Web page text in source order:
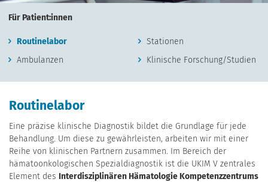
Für Patient:innen
Routinelabor
Ambulanzen
Stationen
Klinische Forschung/Studien
Routinelabor
Eine präzise klinische Diagnostik bildet die Grundlage für jede
Behandlung. Um diese zu gewährleisten, arbeiten wir mit einer
Reihe von klinischen Partnern zusammen. Im Bereich der
hämatoonkologischen Spezialdiagnostik ist die UKIM V zentrales
Element des Interdisziplinären Hämatologie Kompetenzzentrums